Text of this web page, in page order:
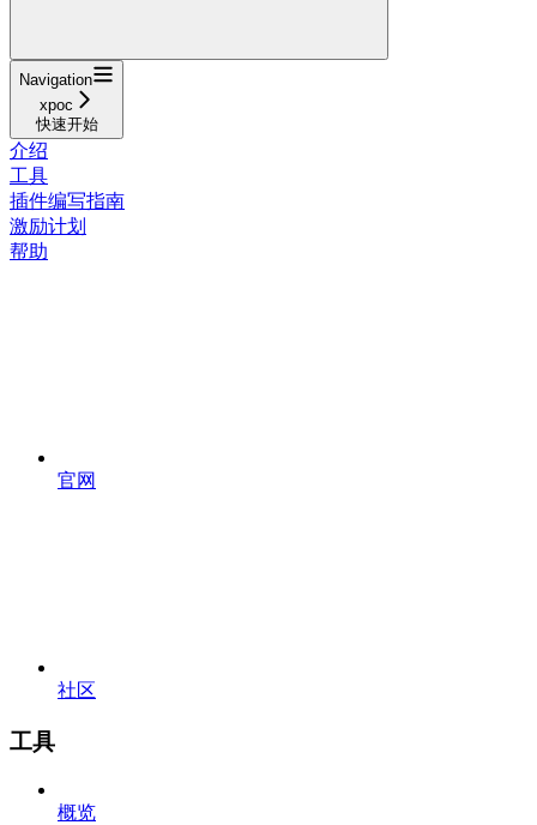
Navigation
xpoc
快速开始
介绍
工具
插件编写指南
激励计划
帮助
官网
社区
工具
概览